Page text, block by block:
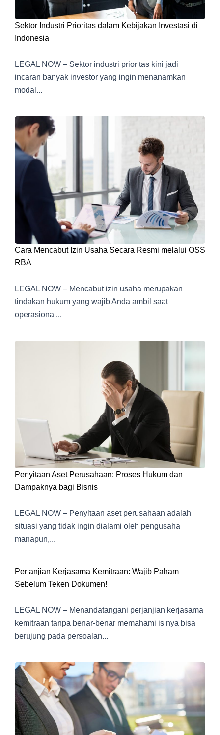
Sektor Industri Prioritas dalam Kebijakan Investasi di
Indonesia
LEGAL NOW – Sektor industri prioritas kini jadi
incaran banyak investor yang ingin menanamkan
modal...
Cara Mencabut Izin Usaha Secara Resmi melalui OSS
RBA
LEGAL NOW – Mencabut izin usaha merupakan
tindakan hukum yang wajib Anda ambil saat
operasional...
Penyitaan Aset Perusahaan: Proses Hukum dan
Dampaknya bagi Bisnis
LEGAL NOW – Penyitaan aset perusahaan adalah
situasi yang tidak ingin dialami oleh pengusaha
manapun,...
Perjanjian Kerjasama Kemitraan: Wajib Paham
Sebelum Teken Dokumen!
LEGAL NOW – Menandatangani perjanjian kerjasama
kemitraan tanpa benar-benar memahami isinya bisa
berujung pada persoalan...